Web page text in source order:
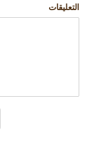
التعليقات